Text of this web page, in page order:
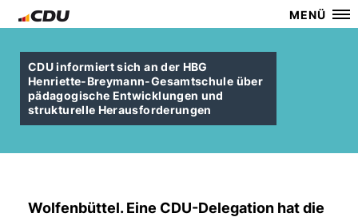
MENÜ
CDU informiert sich an der HBG
Henriette-Breymann-Gesamtschule über
pädagogische Entwicklungen und
strukturelle Herausforderungen
Wolfenbüttel. Eine CDU-Delegation hat die